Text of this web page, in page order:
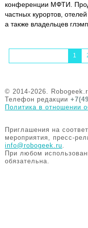
конференции МФТИ.
частных курортов,
а также владельцев
1
© 2014-2026.
Телефон редакции
Политика в отношении
Приглашения на
мероприятия, пресс-
info@robogeek.ru.
При любом
обязательна.